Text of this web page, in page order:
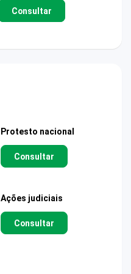
Consultar
Protesto nacional
Consultar
Ações judiciais
Consultar